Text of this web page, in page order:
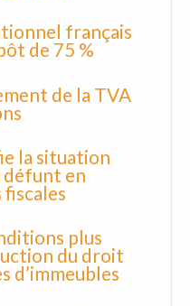
français
de 75 %
de la TVA
la situation
défunt en
plus
du droit
d’immeubles